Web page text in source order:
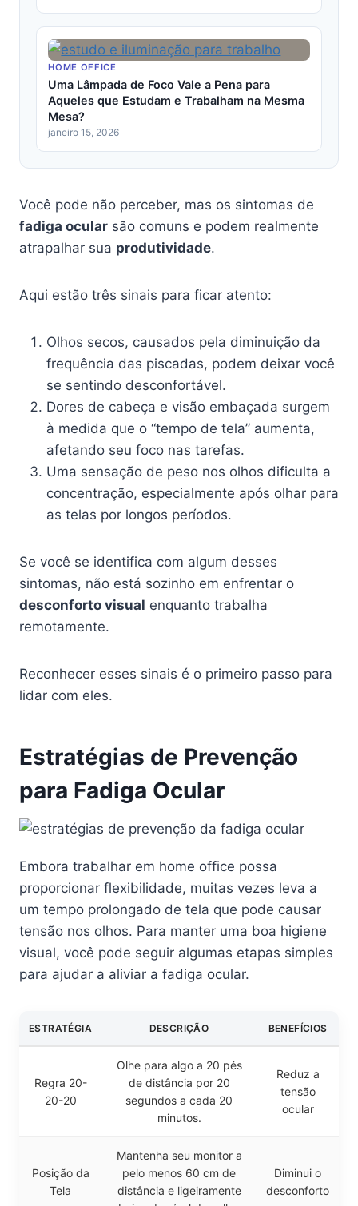
HOME OFFICE
Uma Lâmpada de Foco Vale a Pena para
Aqueles que Estudam e Trabalham na Mesma
Mesa?
janeiro 15, 2026
Você pode não perceber, mas os sintomas de
fadiga ocular são comuns e podem realmente
atrapalhar sua produtividade.
Aqui estão três sinais para ficar atento:
Olhos secos, causados pela diminuição da
frequência das piscadas, podem deixar você
se sentindo desconfortável.
Dores de cabeça e visão embaçada surgem
à medida que o “tempo de tela” aumenta,
afetando seu foco nas tarefas.
Uma sensação de peso nos olhos dificulta a
concentração, especialmente após olhar para
as telas por longos períodos.
Se você se identifica com algum desses
sintomas, não está sozinho em enfrentar o
desconforto visual enquanto trabalha
remotamente.
Reconhecer esses sinais é o primeiro passo para
lidar com eles.
Estratégias de Prevenção
para Fadiga Ocular
Embora trabalhar em home office possa
proporcionar flexibilidade, muitas vezes leva a
um tempo prolongado de tela que pode causar
tensão nos olhos. Para manter uma boa higiene
visual, você pode seguir algumas etapas simples
para ajudar a aliviar a fadiga ocular.
ESTRATÉGIA DESCRIÇÃO BENEFÍCIOS
Regra 20-
20-20
Olhe para algo a 20 pés
de distância por 20
segundos a cada 20
minutos.
Reduz a
tensão
ocular
Posição da
Tela
Mantenha seu monitor a
pelo menos 60 cm de
distância e ligeiramente
Diminui o
desconforto